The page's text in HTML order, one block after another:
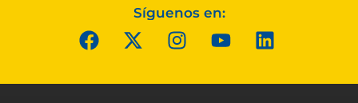
Síguenos en: